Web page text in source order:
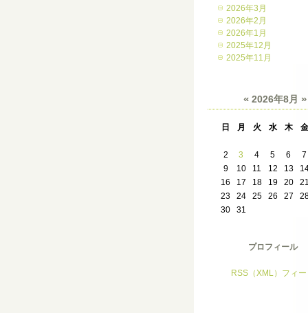
2026年3月
2026年2月
2026年1月
2025年12月
2025年11月
« 2026年8月 »
日 月 火 水 木 金
2 3 4 5 6
7
9
10 11 12 13
16
17 18 19 20
23
24 25 26 27
30
31
プロフィール
RSS（XML）フィ